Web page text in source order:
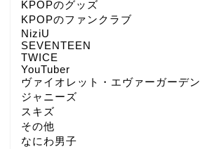
KPOPのグッズ
KPOPのファンクラブ
NiziU
SEVENTEEN
TWICE
YouTuber
ヴァイオレット・エヴァーガーデン
ジャニーズ
スキズ
その他
なにわ男子